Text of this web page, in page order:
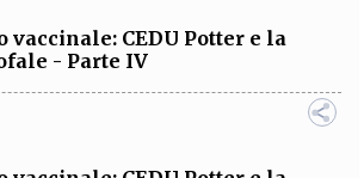
vaccinale: CEDU Potter e la
- Parte IV